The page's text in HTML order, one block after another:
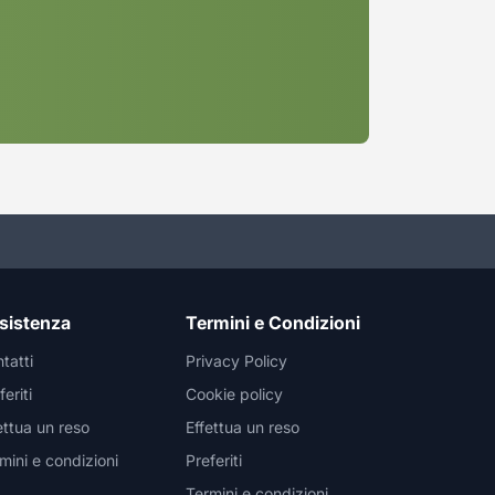
un reso
e condizioni
Termini e Condizioni
Privacy Policy
Cookie policy
Effettua un reso
Preferiti